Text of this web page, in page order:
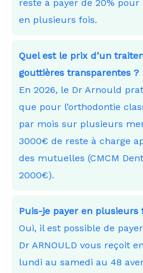
reste à payer de 20%
en plusieurs fois.
Quel est le prix d’un
gouttières transparentes ?
En 2026, le Dr Arnould
que pour l’orthodontie
par mois sur plusieurs
3000€ de reste à charge
des mutuelles (CMCM
2000€).
Puis-je payer en plusieurs
Oui, il est possible de
Dr ARNOULD vous reçoit
lundi au samedi au 48